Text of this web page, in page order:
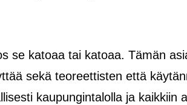
se katoaa tai katoaa. Tämän
sekä teoreettisten että
kaupungintalolla ja kaikkiin